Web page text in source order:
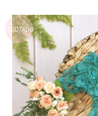
ESGOTADO